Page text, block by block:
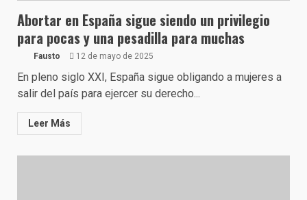
Abortar en España sigue siendo un privilegio
para pocas y una pesadilla para muchas
Fausto 12 de mayo de 2025
En pleno siglo XXI, España sigue obligando a mujeres a
salir del país para ejercer su derecho...
Leer Más